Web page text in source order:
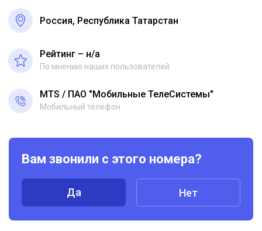
Россия, Республика Татарстан
Рейтинг – н/a
По мнению наших пользователей
MTS ПАО "Мобильные ТелеСистемы"
Мобильный телефон
Вам звонили с этого номера?
Да Нет